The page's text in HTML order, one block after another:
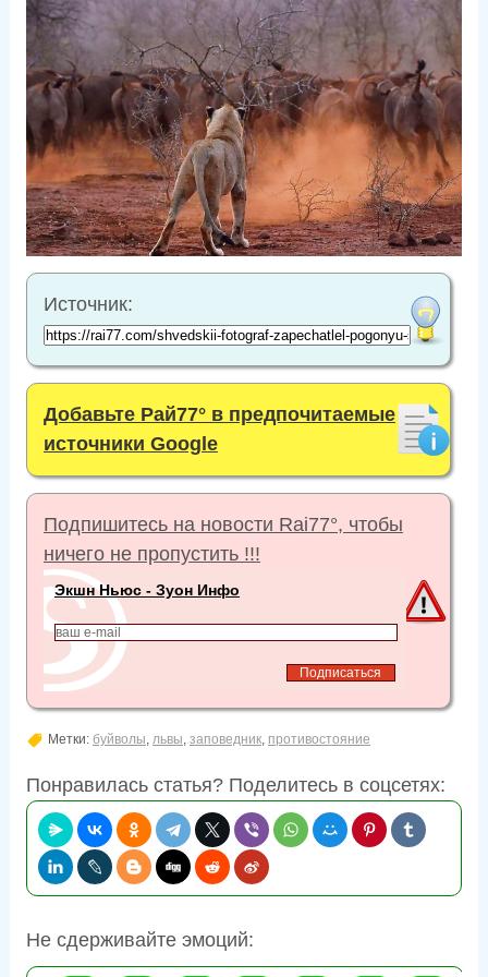
Источник:
Добавьте Рай77° в предпочитаемые
источники Google
Подпишитесь на новости Rai77°, чтобы
ничего не пропустить !!!
Экшн Ньюс - Зуон Инфо
Метки: буйволы, львы, заповедник, противостояние
Понравилась статья? Поделитесь в соцсетях:
Не сдерживайте эмоций: